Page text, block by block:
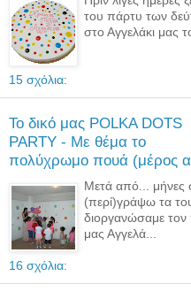
του πάρτυ των
στο Αγγελάκι μας
15 σχόλια:
Το δικό μας POLKA DOTS
PARTY - Με θέμα το
πολύχρωμο πουά (μέρος
Μετά από... μήνες
(περί)γράψω τα
διοργανώσαμε τον
μας Αγγελά...
16 σχόλια: